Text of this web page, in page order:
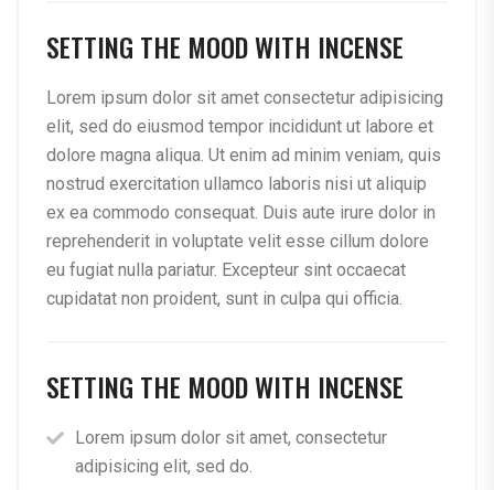
SETTING THE MOOD WITH INCENSE
Lorem ipsum dolor sit amet consectetur adipisicing
elit, sed do eiusmod tempor incididunt ut labore et
dolore magna aliqua. Ut enim ad minim veniam, quis
nostrud exercitation ullamco laboris nisi ut aliquip
ex ea commodo consequat. Duis aute irure dolor in
reprehenderit in voluptate velit esse cillum dolore
eu fugiat nulla pariatur. Excepteur sint occaecat
cupidatat non proident, sunt in culpa qui officia.
SETTING THE MOOD WITH INCENSE
Lorem ipsum dolor sit amet, consectetur
adipisicing elit, sed do.